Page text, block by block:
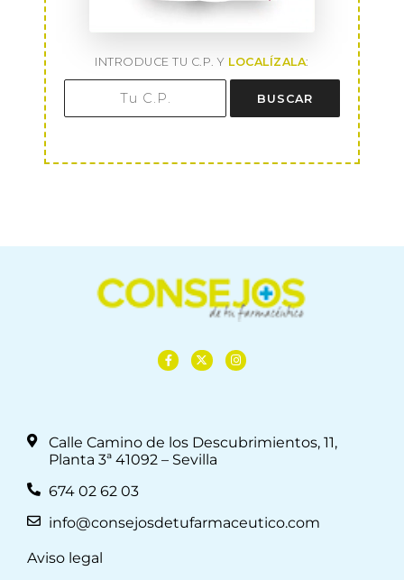
INTRODUCE TU C.P. Y LOCALÍZALA:
BUSCAR
Calle Camino de los Descubrimientos, 11,
Planta 3ª 41092 – Sevilla
674 02 62 03
info@consejosdetufarmaceutico.com
Aviso legal